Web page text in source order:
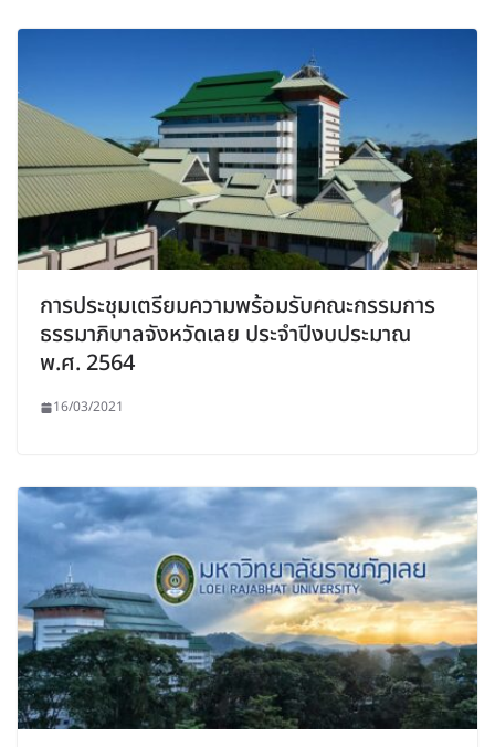
การประชุมเตรียมความพร้อมรับคณะกรรมการ
ธรรมาภิบาลจังหวัดเลย ประจำปีงบประมาณ
พ.ศ. 2564
16/03/2021